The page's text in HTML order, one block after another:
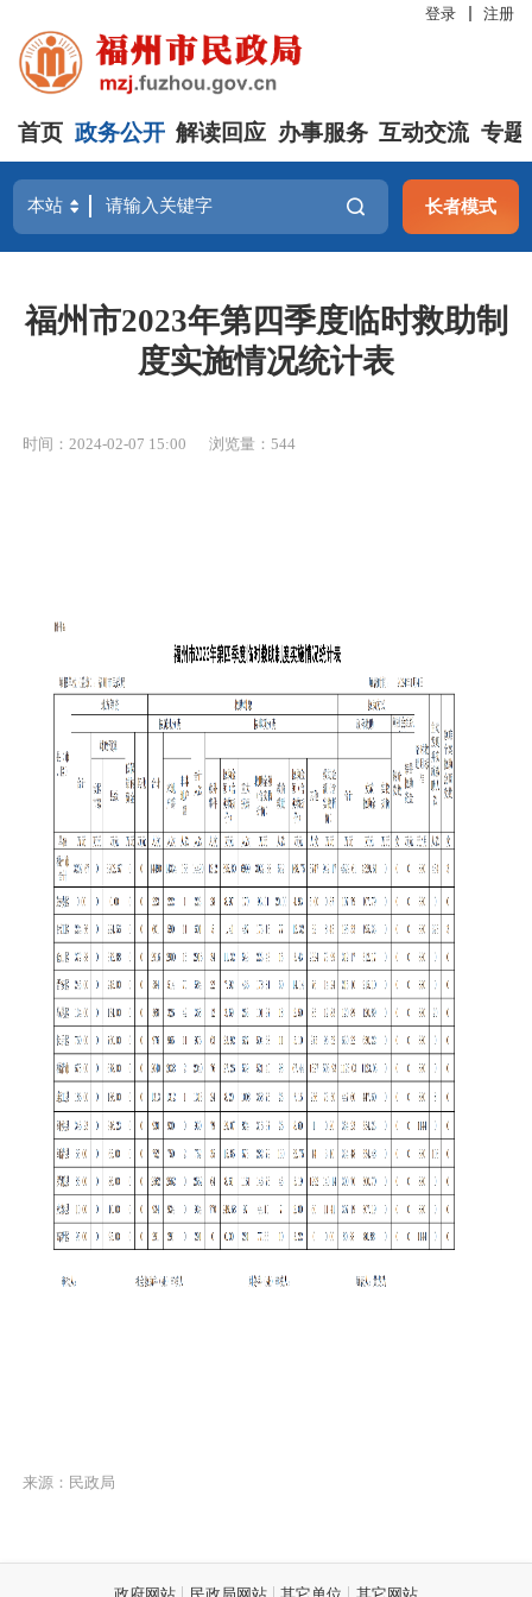
登录 注册
首页 政务公开 解读回应 办事服务 互动交流 专题
长者模式
福州市2023年第四季度临时救助制
度实施情况统计表
时间：2024-02-07 15:00 浏览量：544
来源：民政局